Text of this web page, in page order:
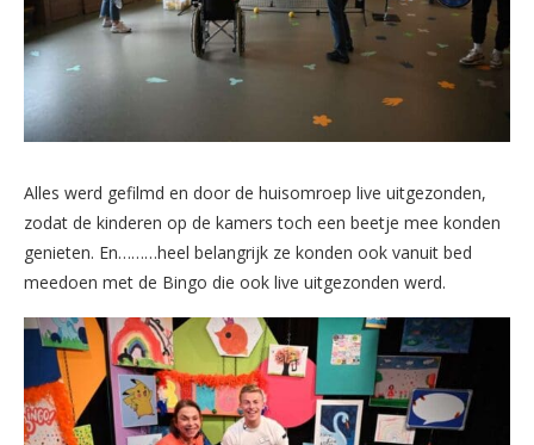
Alles werd gefilmd en door de huisomroep live uitgezonden,
zodat de kinderen op de kamers toch een beetje mee konden
genieten. En………heel belangrijk ze konden ook vanuit bed
meedoen met de Bingo die ook live uitgezonden werd.